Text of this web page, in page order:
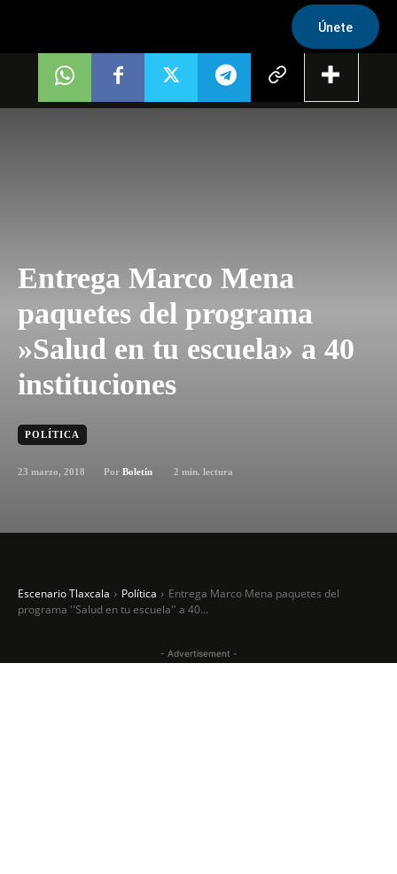
Únete
Entrega Marco Mena
paquetes del programa
»Salud en tu escuela» a 40
instituciones
POLÍTICA
23 marzo, 2018 Por Boletín 2 min. lectura
Escenario Tlaxcala Política
Entrega Marco Mena paquetes del
programa ''Salud en tu escuela'' a 40...
- Advertisement -